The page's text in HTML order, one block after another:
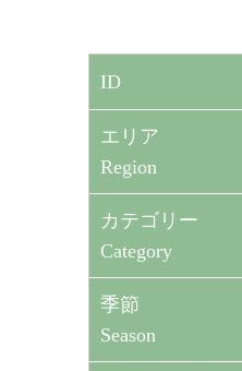
ID
エリア
Region
カテゴリー
Category
季節
Season